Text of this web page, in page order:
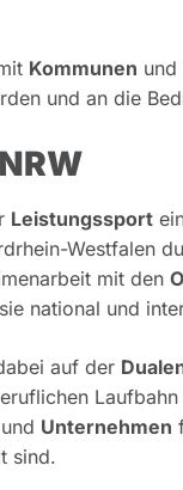
Kommunen und
und an die
Leistungssport
Westfalen
mit den
national und
auf der
und Unternehmen
sind.